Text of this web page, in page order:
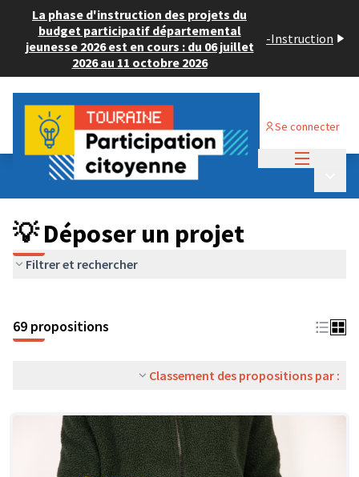
La phase d'instruction des projets du
budget participatif départemental
jeunesse 2026 est en cours : du 06 juillet
2026 au 11 octobre 2026
-Instruction
Se connecter
Budget Participatif ADULTE 2024
💡 Déposer un projet
💡 Déposer un projet
Filtrer et rechercher
69 propositions
Classement des propositions par :